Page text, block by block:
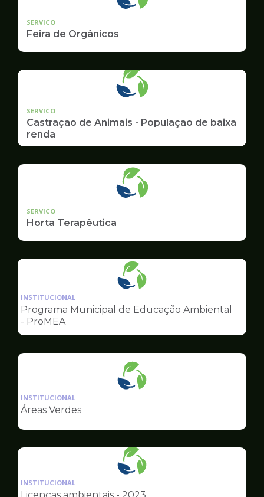
SERVICO
Feira de Orgânicos
SERVICO
Castração de Animais - População de baixa
renda
SERVICO
Horta Terapêutica
Ilustração
pagina
Meio
INSTITUCIONAL
Programa Municipal de Educação Ambiental
- ProMEA
Ilustração
Meio
Ambiente
INSTITUCIONAL
Áreas Verdes
Ilustração
pagina
INSTITUCIONAL